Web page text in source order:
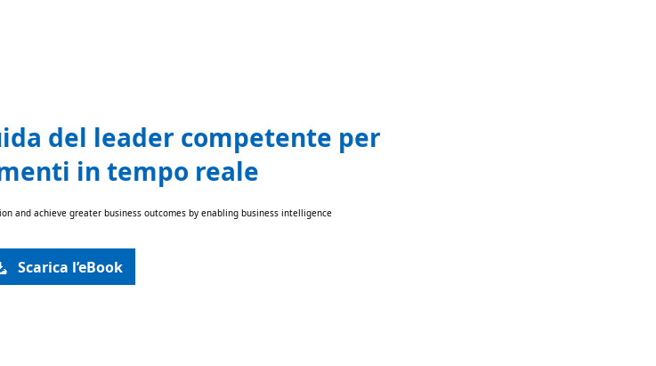
del leader competente per
in tempo reale
and achieve greater business outcomes by enabling business intelligence
Scarica l’eBook